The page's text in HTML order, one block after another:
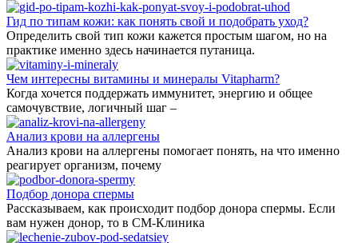
Гид по типам кожи: как понять свой и подобрать уход?
Определить свой тип кожи кажется простым шагом, но на
практике именно здесь начинается путаница.
Чем интересны витамины и минералы Vitapharm?
Когда хочется поддержать иммунитет, энергию и общее
самочувствие, логичный шаг –
Анализ крови на аллергены
Анализ крови на аллергены помогает понять, на что именно
реагирует организм, почему
Подбор донора спермы
Рассказываем, как происходит подбор донора спермы. Если
вам нужен донор, то в СМ-Клиника